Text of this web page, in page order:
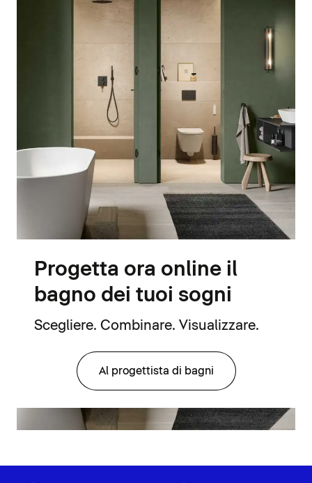
Progetta ora online il
bagno dei tuoi sogni
Scegliere. Combinare. Visualizzare.
Al progettista di bagni